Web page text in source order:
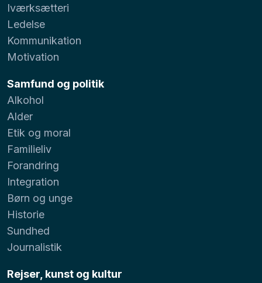
Iværksætteri
Ledelse
Kommunikation
Motivation
Samfund og politik
Alkohol
Alder
Etik og moral
Familieliv
Forandring
Integration
Børn og unge
Historie
Sundhed
Journalistik
Rejser, kunst og kultur